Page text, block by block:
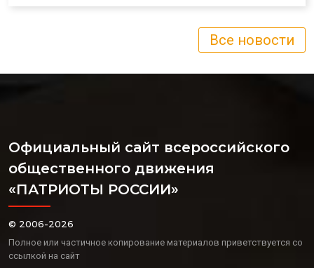
Все новости
Официальный сайт всероссийского
общественного движения
«ПАТРИОТЫ РОССИИ»
© 2006-2026
Полное или частичное копирование материалов приветствуется со
ссылкой на сайт